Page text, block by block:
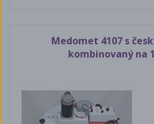
Medomet 4107 s
kombinovaný na